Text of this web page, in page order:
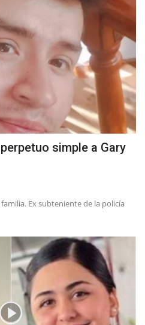
simple a Gary
Ex subteniente de la policía